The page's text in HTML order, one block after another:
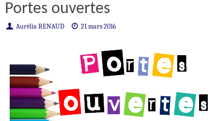
Portes ouvertes
Aurélia RENAUD 21 mars 2016